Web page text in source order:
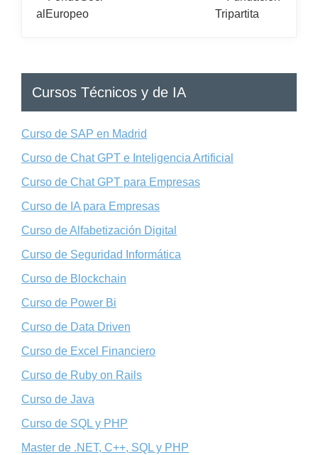
Cursos Técnicos y de IA
Curso de SAP en Madrid
Curso de Chat GPT e Inteligencia Artificial
Curso de Chat GPT para Empresas
Curso de IA para Empresas
Curso de Alfabetización Digital
Curso de Seguridad Informática
Curso de Blockchain
Curso de Power Bi
Curso de Data Driven
Curso de Excel Financiero
Curso de Ruby on Rails
Curso de Java
Curso de SQL y PHP
Master de .NET, C++, SQL y PHP